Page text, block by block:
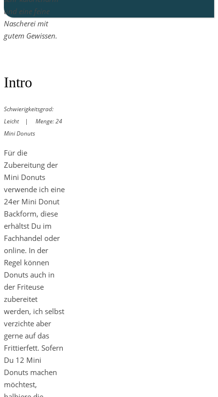
und eine feine
Nascherei mit
gutem Gewissen.
Intro
Schwierigkeitsgrad:
Leicht | Menge: 24
Mini Donuts
Für die
Zubereitung der
Mini Donuts
verwende ich eine
24er Mini Donut
Backform, diese
erhältst Du im
Fachhandel oder
online. In der
Regel können
Donuts auch in
der Friteuse
zubereitet
werden, ich selbst
verzichte aber
gerne auf das
Frittierfett. Sofern
Du 12 Mini
Donuts machen
möchtest,